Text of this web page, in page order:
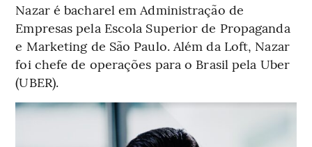
Nazar é bacharel em Administração de
Empresas pela Escola Superior de Propaganda
e Marketing de São Paulo. Além da Loft, Nazar
foi chefe de operações para o Brasil pela Uber
(UBER).